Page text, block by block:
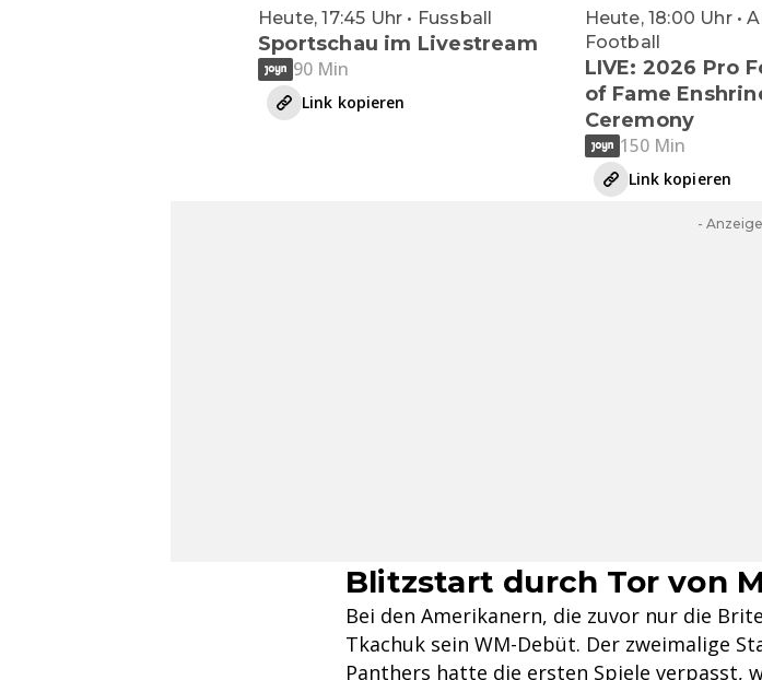
Heute, 17:45 Uhr • Fussball
Sportschau im Livestream
90 Min
Link kopieren
Heute, 18:00 Uhr •
Football
LIVE: 2026 Pro
of Fame
Ceremony
150 Min
Link kopieren
-
Blitzstart durch Tor von
Bei den Amerikanern, die zuvor nur die
Tkachuk sein WM-Debüt. Der zweimalige
Panthers hatte die ersten Spiele verpasst,